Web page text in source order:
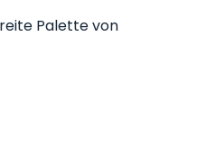
Palette von